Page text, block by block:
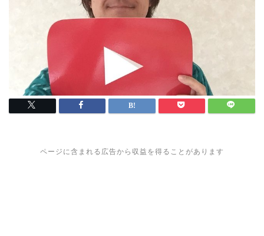
ページに含まれる広告から収益を得ることがあります